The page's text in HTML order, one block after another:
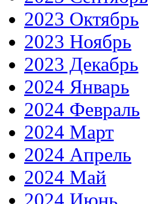
2023 Октябрь
2023 Ноябрь
2023 Декабрь
2024 Январь
2024 Февраль
2024 Март
2024 Апрель
2024 Май
2024 Июнь